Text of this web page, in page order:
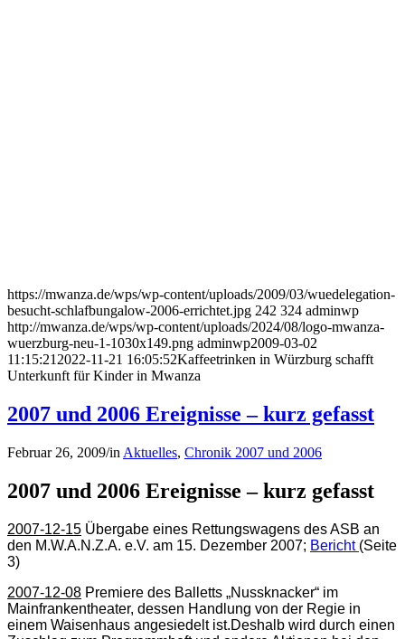
https://mwanza.de/wps/wp-content/uploads/2009/03/wuedelegation-
besucht-schlafbungalow-2006-errichtet.jpg 242 324 adminwp
http://mwanza.de/wps/wp-content/uploads/2024/08/logo-mwanza-
wuerzburg-neu-1-1030x149.png adminwp2009-03-02
11:15:21 2022-11-21 16:05:52Kaffeetrinken in Würzburg schafft
Unterkunft für Kinder in Mwanza
2007 und 2006 Ereignisse – kurz gefasst
Februar 26, 2009/in Aktuelles, Chronik 2007 und 2006
2007 und 2006 Ereignisse – kurz gefasst
2007-12-15 Übergabe eines Rettungswagens des ASB an
den M.W.A.N.Z.A. e.V. am 15. Dezember 2007; Bericht (Seite
3)
2007-12-08 Premiere des Balletts „Nussknacker“ im
Mainfrankentheater, dessen Handlung von der Regie in
einem Waisenhaus angesiedelt ist.Deshalb wird durch einen